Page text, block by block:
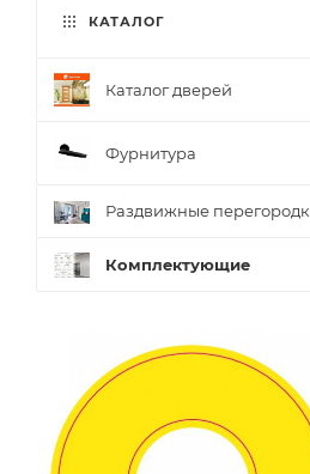
КАТАЛОГ
Каталог дверей
Фурнитура
Раздвижные
Комплектующие